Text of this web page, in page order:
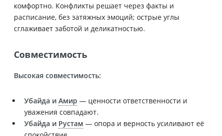
комфортно. Конфликты решает через факты и
расписание, без затяжных эмоций; острые углы
сглаживает заботой и деликатностью.
Совместимость
Высокая совместимость:
Убайда и Амир — ценности ответственности и
уважения совпадают.
Убайда и Рустам — опора и верность усиливают её